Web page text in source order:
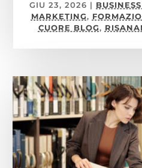
GIU 23, 2026 |
MARKETING,
CUORE BLOG,